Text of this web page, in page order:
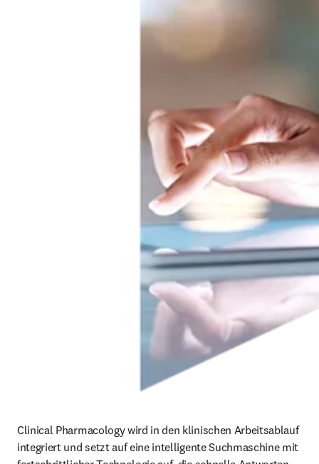
Clinical Pharmacology wird in den klinischen Arbeitsablauf
integriert und setzt auf eine intelligente Suchmaschine mit